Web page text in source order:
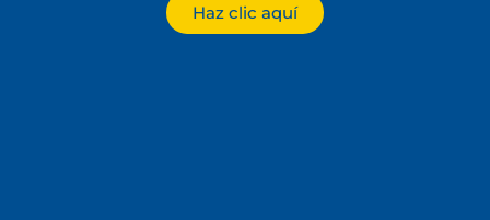
Haz clic aquí